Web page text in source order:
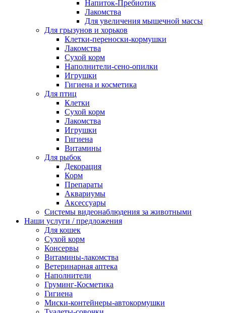
Напиток-Пребиотик
Лакомства
Для увеличения мышечной массы
Для грызунов и хорьков
Клетки-переноски-кормушки
Лакомства
Сухой корм
Наполнители-сено-опилки
Игрушки
Гигиена и косметика
Для птиц
Клетки
Сухой корм
Лакомства
Игрушки
Гигиена
Витамины
Для рыбок
Декорация
Корм
Препараты
Аквариумы
Аксессуары
Cистемы видеонаблюдения за животными
Наши услуги / предложения
Для кошек
Сухой корм
Консервы
Витамины-лакомства
Ветеринарная аптека
Наполнители
Груминг-Косметика
Гигиена
Миски-контейнеры-автокормушки